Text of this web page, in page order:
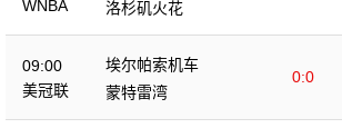
WNBA
洛杉矶火花
09:00
美冠联
埃尔帕索机车
0:0
蒙特雷湾